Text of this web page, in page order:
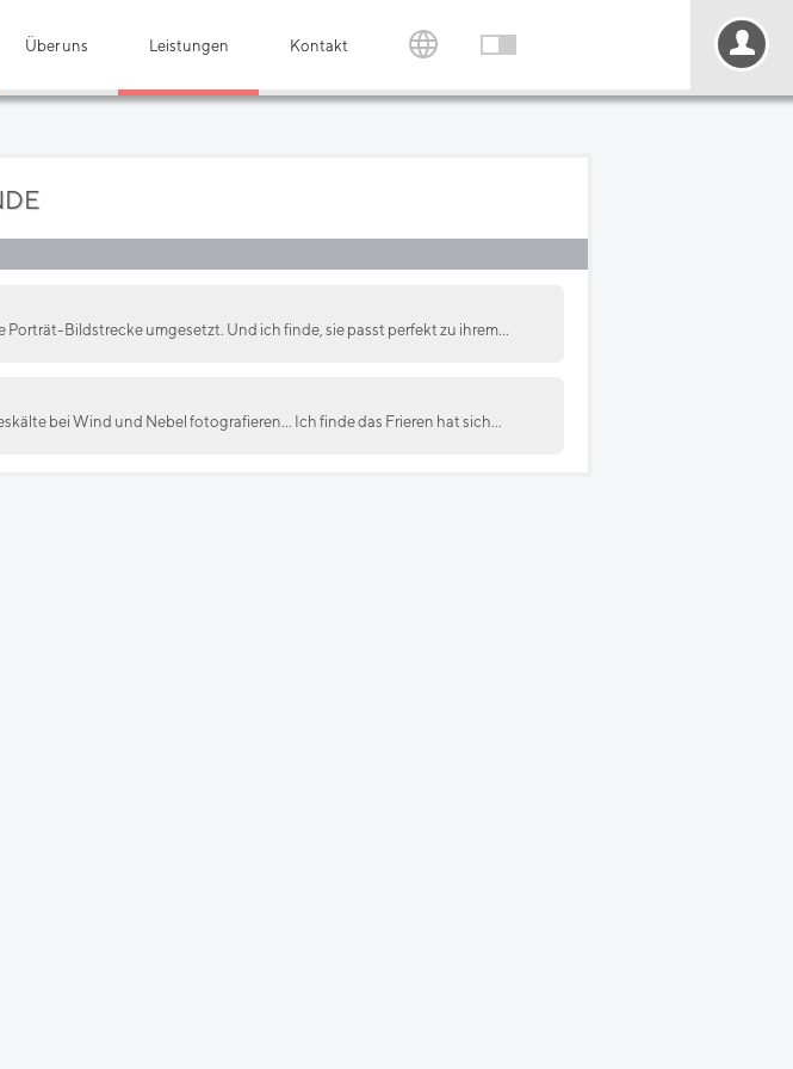
Über uns Leistungen Kontakt
Bildstrecke umgesetzt. Und ich finde, sie passt perfekt zu ihrem...
bei Wind und Nebel fotografieren... Ich finde das Frieren hat sich...